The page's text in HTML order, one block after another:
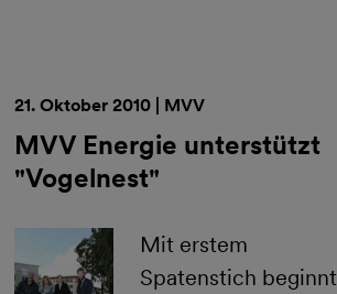
21. Oktober 2010 | MVV
MVV Energie unterstützt
"Vogelnest"
Mit erstem
Spatenstich beginnt